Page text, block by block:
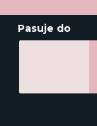
Pasuje do